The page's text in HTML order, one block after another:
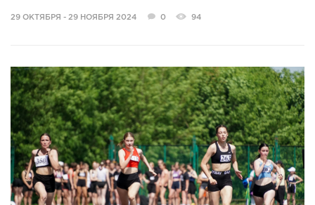
29 ОКТЯБРЯ - 29 НОЯБРЯ 2024 0 94